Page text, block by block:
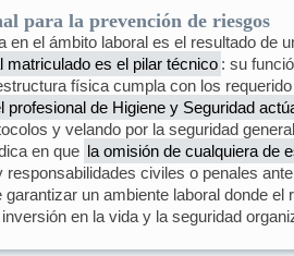
para la prevención de riesgos
en el ámbito laboral es el resultado
matriculado es el pilar técnico : su
física cumpla con los
profesional de Higiene y Seguridad
y velando por la seguridad
en que la omisión de cualquiera de
civiles o penales
un ambiente laboral donde
en la vida y la seguridad